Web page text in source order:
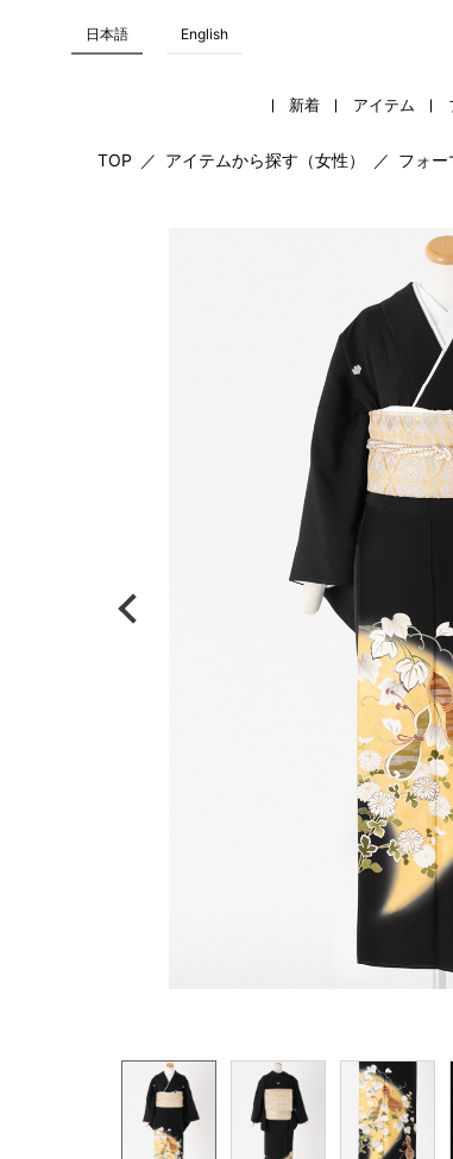
日本語 English
新着 アイテム
TOP ／ アイテムから探す（女性） ／ フォ